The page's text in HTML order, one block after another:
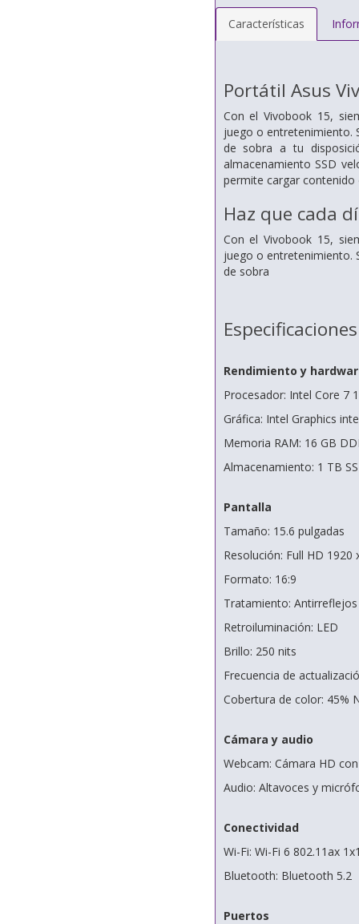
Características
Portátil Asus
Con el Vivobook 15,
juego o entretenimiento.
de sobra a tu
almacenamiento SSD
permite cargar contenido
Haz que cada
Con el Vivobook 15,
juego o entretenimiento.
de sobra
Especificaciones
Rendimiento y
Procesador: Intel Core 7
Gráfica: Intel Graphics
Memoria RAM: 16 GB
Almacenamiento: 1 TB
Pantalla
Tamaño: 15.6 pulgadas
Resolución: Full HD 1920
Formato: 16:9
Tratamiento: Antirreflejos
Retroiluminación: LED
Brillo: 250 nits
Frecuencia de
Cobertura de color: 45%
Cámara y audio
Webcam: Cámara HD
Audio: Altavoces y
Conectividad
Wi-Fi: Wi-Fi 6 802.11ax
Bluetooth: Bluetooth 5.2
Puertos